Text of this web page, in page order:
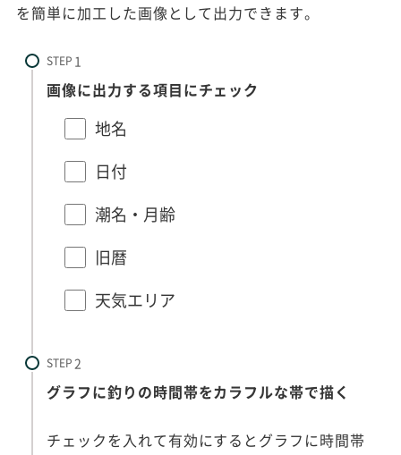
を簡単に加工した画像として出力できます。
STEP
画像に出力する項目にチェック
地名
日付
潮名・月齢
旧暦
天気エリア
STEP
グラフに釣りの時間帯をカラフルな帯で描く
チェックを入れて有効にするとグラフに時間帯